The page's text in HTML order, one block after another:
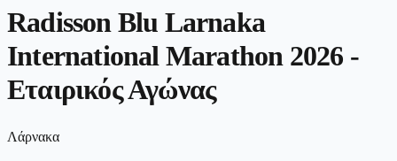
Radisson Blu Larnaka
International Marathon 2026 -
Εταιρικός Αγώνας
Λάρνακα